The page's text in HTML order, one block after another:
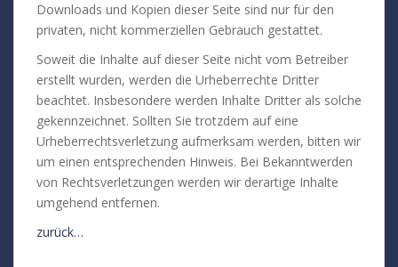
Downloads und Kopien dieser Seite sind nur für den
privaten, nicht kommerziellen Gebrauch gestattet.
Soweit die Inhalte auf dieser Seite nicht vom Betreiber
erstellt wurden, werden die Urheberrechte Dritter
beachtet. Insbesondere werden Inhalte Dritter als solche
gekennzeichnet. Sollten Sie trotzdem auf eine
Urheberrechtsverletzung aufmerksam werden, bitten wir
um einen entsprechenden Hinweis. Bei Bekanntwerden
von Rechtsverletzungen werden wir derartige Inhalte
umgehend entfernen.
zurück…